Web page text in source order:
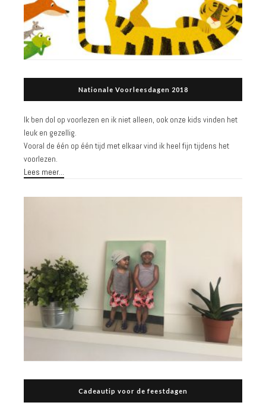
Nationale Voorleesdagen 2018
Ik ben dol op voorlezen en ik niet alleen, ook onze kids vinden het
leuk en gezellig.
Vooral de één op één tijd met elkaar vind ik heel fijn tijdens het
voorlezen.
Lees meer...
Cadeautip voor de feestdagen